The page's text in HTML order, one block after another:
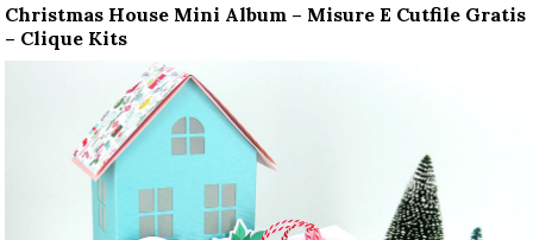
Christmas House Mini Album – Misure E Cutfile Gratis
– Clique Kits